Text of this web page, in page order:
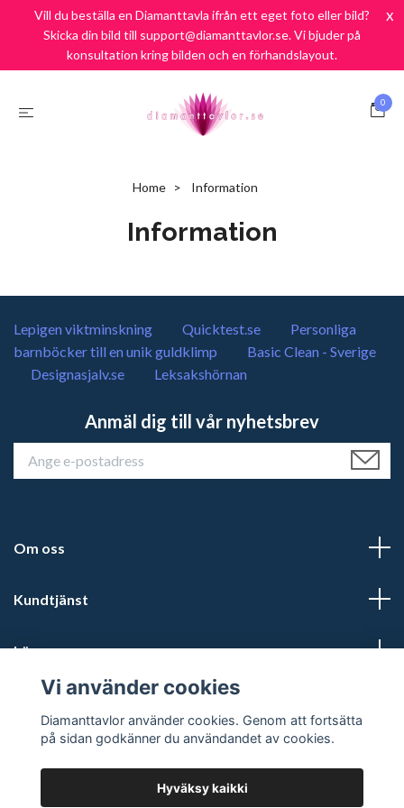
x
Vill du beställa en Diamanttavla ifrån ett eget foto eller bild?
Skicka din bild till support@diamanttavlor.se. Vi bjuder på
konsultation kring bilden och en förhandslayout.
Fri Frakt över 900:-
SEK
Frakt endast 69:-/ Snabb leverans / Nöjd kund Garanti
0
Home Information
Information
Lepigen viktminskning Quicktest.se
Personliga
barnböcker till en unik guldklimp
Basic Clean - Sverige
Designasjalv.se
Leksakshörnan
Anmäl dig till vår nyhetsbrev
Om oss
Kundtjänst
Läs mer
Vi använder cookies
Diamanttavlor använder cookies. Genom att fortsätta
på sidan godkänner du användandet av cookies.
Hyväksy kaikki